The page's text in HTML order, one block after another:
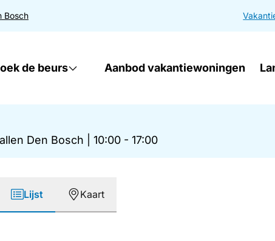
Bosch
de beurs Aanbod vakantiewoningen
Den Bosch 10:00 - 17:00
Lijst Kaart